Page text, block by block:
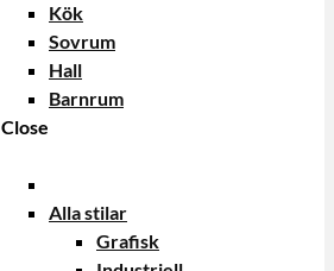
Kök
Sovrum
Hall
Barnrum
Close
Alla stilar
Grafisk